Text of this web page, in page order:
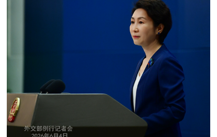
孙勇大
使简历
中国历
任驻几
内亚大
使
使馆信
导及部
门负责